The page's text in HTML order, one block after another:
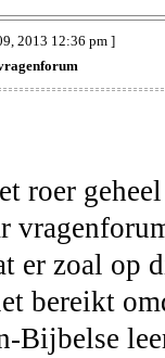
2013 12:36 pm ]
roer
er zoal op
bereikt
Bijbelse